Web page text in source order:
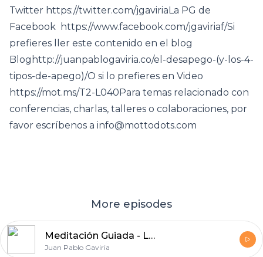
Twitter https://twitter.com/jgaviriaLa PG de
Facebook https://www.facebook.com/jgaviriaf/Si
prefieres ller este contenido en el blog
Bloghttp://juanpablogaviria.co/el-desapego-(y-los-4-
tipos-de-apego)/O si lo prefieres en Video
https://mot.ms/T2-L040Para temas relacionado con
conferencias, charlas, talleres o colaboraciones, por
favor escríbenos a info@mottodots.com
More episodes
Meditación Guiada - La Energía del Amor
Juan Pablo Gaviria